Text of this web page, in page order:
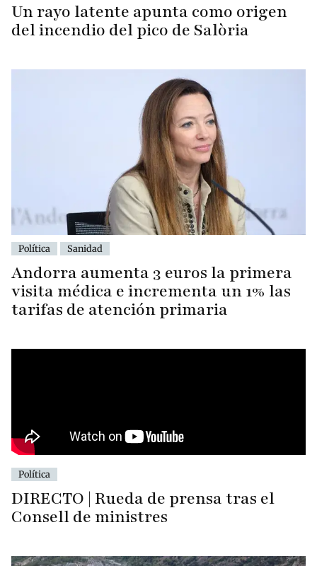
Un rayo latente apunta como origen
del incendio del pico de Salòria
Política Sanidad
Andorra aumenta 3 euros la primera
visita médica e incrementa un 1% las
tarifas de atención primaria
Política
DIRECTO | Rueda de prensa tras el
Consell de ministres